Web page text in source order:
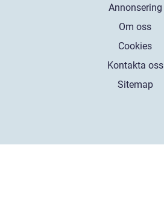
Annonsering
Om oss
Cookies
Kontakta oss
Sitemap